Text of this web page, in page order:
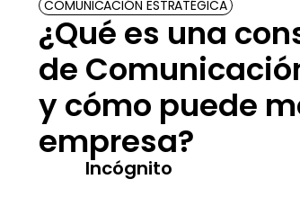
COMUNICACIÓN ESTRATÉGICA
¿Qué es una
de
y cómo puede
empresa?
Incógnito